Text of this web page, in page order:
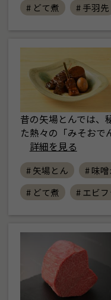
# どて煮
# 手羽先
昔の矢場とんでは、
た熱々の「みそお
詳細を見る
# 矢場とん # 味
# どて煮
# エビフ